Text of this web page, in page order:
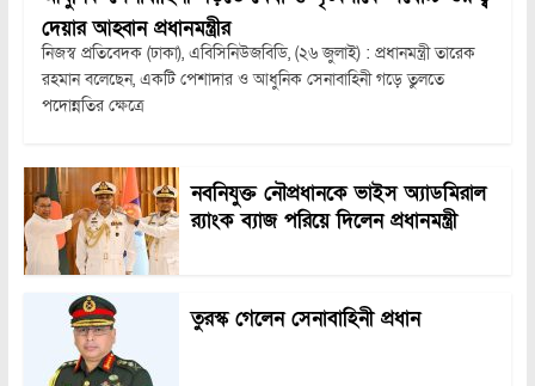
দেয়ার আহ্বান প্রধানমন্ত্রীর
নিজস্ব প্রতিবেদক (ঢাকা), এবিসিনিউজবিডি, (২৬ জুলাই) : প্রধানমন্ত্রী তারেক
রহমান বলেছেন, একটি পেশাদার ও আধুনিক সেনাবাহিনী গড়ে তুলতে
পদোন্নতির ক্ষেত্রে
নবনিযুক্ত নৌপ্রধানকে ভাইস অ্যাডমিরাল
র‍্যাংক ব্যাজ পরিয়ে দিলেন প্রধানমন্ত্রী
তুরস্ক গেলেন সেনাবাহিনী প্রধান